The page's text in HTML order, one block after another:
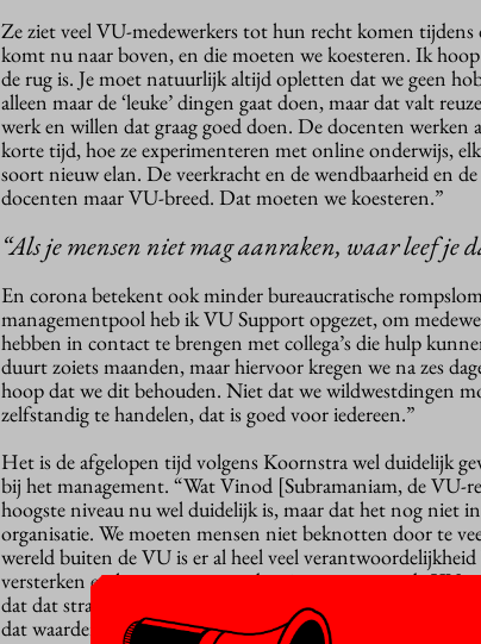
Ze ziet veel VU-medewerkers tot hun recht komen tijdens
komt nu naar boven, en die moeten we koesteren. Ik
de rug is. Je moet natuurlijk altijd opletten dat we geen
alleen maar de ‘leuke’ dingen gaat doen, maar dat valt
werk en willen dat graag goed doen. De docenten werken
korte tijd, hoe ze experimenteren met online onderwijs,
soort nieuw elan. De veerkracht en de wendbaarheid en
docenten maar VU-breed. Dat moeten we koesteren.”
“Als je mensen niet mag aanraken, waar leef je
En corona betekent ook minder bureaucratische
managementpool heb ik VU Support opgezet, om
hebben in contact te brengen met collega’s die hulp
duurt zoiets maanden, maar hiervoor kregen we na zes
hoop dat we dit behouden. Niet dat we wildwestdingen
zelfstandig te handelen, dat is goed voor iedereen.”
Het is de afgelopen tijd volgens Koornstra wel duidelijk
bij het management. “Wat Vinod [Subramaniam, de VU-
hoogste niveau nu wel duidelijk is, maar dat het nog niet
organisatie. We moeten mensen niet beknotten door te
wereld buiten de VU is er al heel veel
versterken en koesteren, want dat zien we nu aan de VU
dat dat straks niet weer terugveert. Laten we
dat waarderen.”